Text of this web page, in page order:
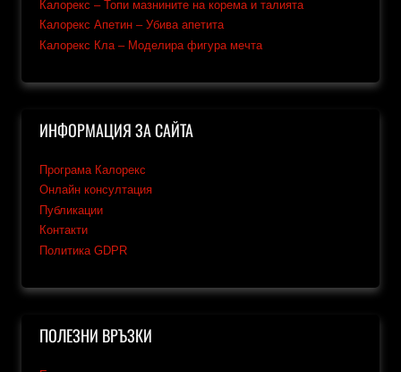
Калорекс – Топи мазнините на корема и талията
Калорекс Апетин – Убива апетита
Калорекс Кла – Моделира фигура мечта
ИНФОРМАЦИЯ ЗА САЙТА
Програма Калорекс
Онлайн консултация
Публикации
Контакти
Политика GDPR
ПОЛЕЗНИ ВРЪЗКИ